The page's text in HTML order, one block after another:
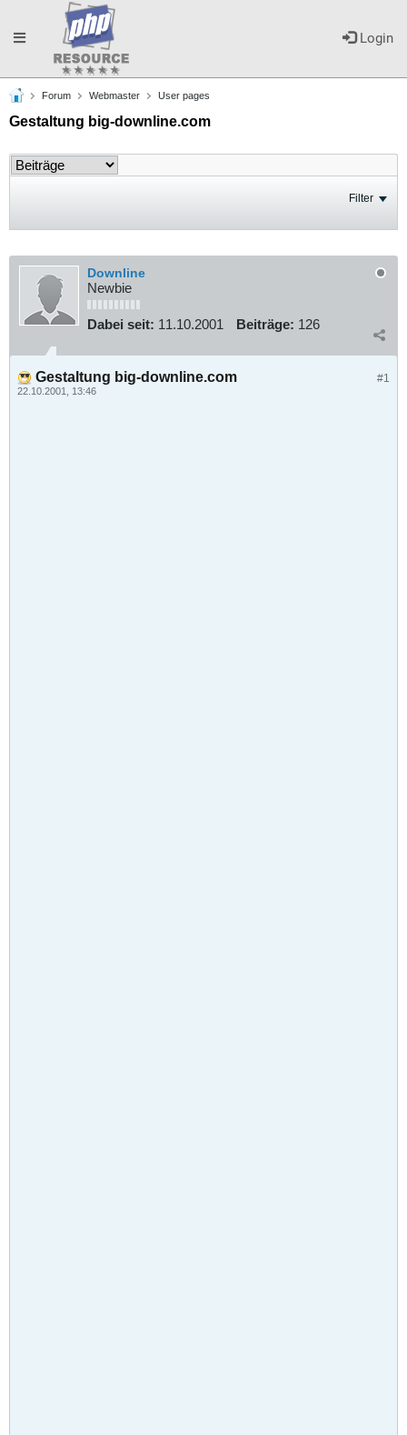
Login
Toggle
navigation
Forum Webmaster User pages
Gestaltung big-downline.com
Filter
Downline
Newbie
Dabei seit: 11.10.2001 Beiträge: 126
#1
Gestaltung big-downline.com
22.10.2001, 13:46